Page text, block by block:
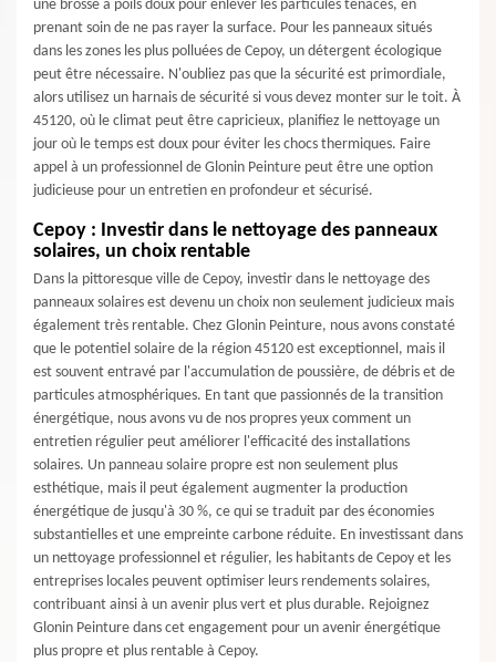
une brosse à poils doux pour enlever les particules tenaces, en
prenant soin de ne pas rayer la surface. Pour les panneaux situés
dans les zones les plus polluées de Cepoy, un détergent écologique
peut être nécessaire. N'oubliez pas que la sécurité est primordiale,
alors utilisez un harnais de sécurité si vous devez monter sur le toit. À
45120, où le climat peut être capricieux, planifiez le nettoyage un
jour où le temps est doux pour éviter les chocs thermiques. Faire
appel à un professionnel de Glonin Peinture peut être une option
judicieuse pour un entretien en profondeur et sécurisé.
Cepoy : Investir dans le nettoyage des panneaux
solaires, un choix rentable
Dans la pittoresque ville de Cepoy, investir dans le nettoyage des
panneaux solaires est devenu un choix non seulement judicieux mais
également très rentable. Chez Glonin Peinture, nous avons constaté
que le potentiel solaire de la région 45120 est exceptionnel, mais il
est souvent entravé par l'accumulation de poussière, de débris et de
particules atmosphériques. En tant que passionnés de la transition
énergétique, nous avons vu de nos propres yeux comment un
entretien régulier peut améliorer l'efficacité des installations
solaires. Un panneau solaire propre est non seulement plus
esthétique, mais il peut également augmenter la production
énergétique de jusqu'à 30 %, ce qui se traduit par des économies
substantielles et une empreinte carbone réduite. En investissant dans
un nettoyage professionnel et régulier, les habitants de Cepoy et les
entreprises locales peuvent optimiser leurs rendements solaires,
contribuant ainsi à un avenir plus vert et plus durable. Rejoignez
Glonin Peinture dans cet engagement pour un avenir énergétique
plus propre et plus rentable à Cepoy.